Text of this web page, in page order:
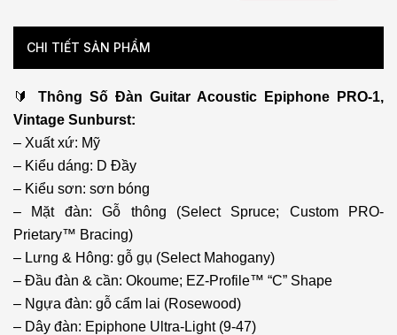
CHI TIẾT SẢN PHẨM
🔰 Thông Số Đàn Guitar Acoustic Epiphone PRO-1,
Vintage Sunburst:
– Xuất xứ: Mỹ
– Kiểu dáng: D Đầy
– Kiểu sơn: sơn bóng
– Mặt đàn: Gỗ thông (Select Spruce; Custom PRO-
Prietary™ Bracing)
– Lưng & Hông: gỗ gụ (Select Mahogany)
– Đầu đàn & cần: Okoume; EZ-Profile™ “C” Shape
– Ngựa đàn: gỗ cẩm lai (Rosewood)
– Dây đàn: Epiphone Ultra-Light (9-47)